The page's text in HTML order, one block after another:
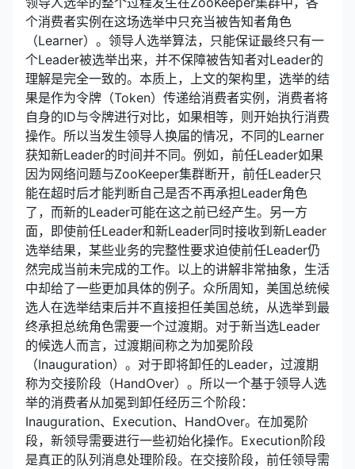
个消费者实例在这场选举中只充当被告知者角色
（Learner）。领导人选举算法，只能保证最终只有一
个Leader被选举出来，并不保障被告知者对Leader的
理解是完全一致的。本质上，上文的架构里，选举的结
果是作为令牌（Token）传递给消费者实例，消费者将
自身的ID与令牌进行对比，如果相等，则开始执行消费
操作。所以当发生领导人换届的情况，不同的Learner
获知新Leader的时间并不同。例如，前任Leader如果
因为网络问题与ZooKeeper集群断开，前任Leader只
能在超时后才能判断自己是否不再承担Leader角色
了，而新的Leader可能在这之前已经产生。另一方
面，即使前任Leader和新Leader同时接收到新Leader
选举结果，某些业务的完整性要求迫使前任Leader仍
然完成当前未完成的工作。以上的讲解非常抽象，生活
中却给了一些更加具体的例子。众所周知，美国总统候
选人在选举结束后并不直接担任美国总统，从选举到最
终承担总统角色需要一个过渡期。对于新当选Leader
的候选人而言，过渡期间称之为加冕阶段
（Inauguration）。对于即将卸任的Leader，过渡期
称为交接阶段（HandOver）。所以一个基于领导人选
举的消费者从加冕到卸任经历三个阶段：
Inauguration、Execution、HandOver。在加冕阶
段，新领导需要进行一些初始化操作。Execution阶段
是真正的队列消息处理阶段。在交接阶段，前任领导需